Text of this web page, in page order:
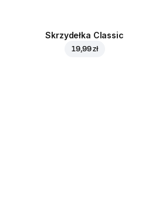
Skrzydełka Classic
19,99 zł